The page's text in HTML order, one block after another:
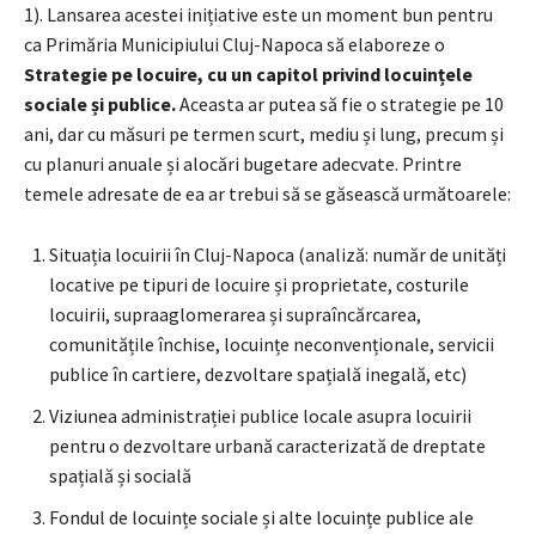
1). Lansarea acestei inițiative este un moment bun pentru
ca Primăria Municipiului Cluj-Napoca să elaboreze o
Strategie pe locuire, cu un capitol privind locuințele
sociale și publice.Aceasta ar putea să fie o strategie pe 10
ani, dar cu măsuri pe termen scurt, mediu și lung, precum și
cu planuri anuale și alocări bugetare adecvate. Printre
temele adresate de ea ar trebui să se găsească următoarele:
Situația locuirii în Cluj-Napoca (analiză: număr de unități
locative pe tipuri de locuire și proprietate, costurile
locuirii, supraaglomerarea și supraîncărcarea,
comunitățile închise, locuințe neconvenționale, servicii
publice în cartiere, dezvoltare spațială inegală, etc)
Viziunea administrației publice locale asupra locuirii
pentru o dezvoltare urbană caracterizată de dreptate
spațială și socială
Fondul de locuințe sociale și alte locuințe publice ale